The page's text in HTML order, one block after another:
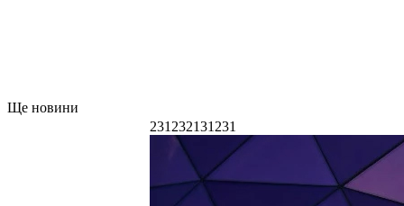
Ще новини
231232131231